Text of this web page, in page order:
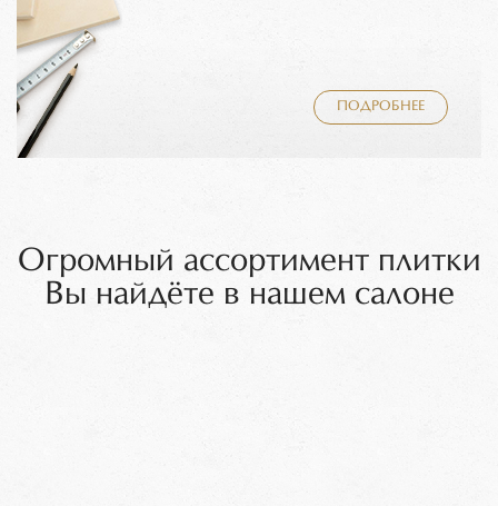
ПОДРОБНЕЕ
Огромный ассортимент плитки
Вы найдёте в нашем салоне